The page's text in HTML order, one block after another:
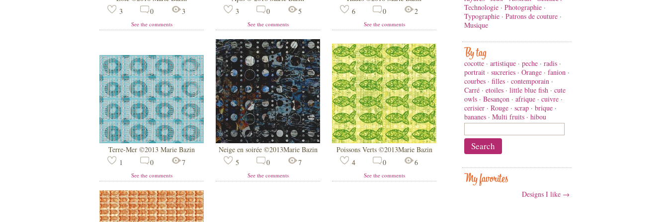
3
0 3
See the comments
3
0 5
See the comments
6
0 2
See the comments
Terre-Mer ©2013 Marie Bazin
1
0 7
See the comments
Neige en soirée ©2013Marie Bazin
5
0 7
See the comments
Poissons Verts ©2013Marie Bazin
4
0 6
See the comments
Technologie · Photographie ·
Typographie · Patrons de couture ·
Musique
By tag
cocotte · artistique · peche · radis ·
portrait · sucreries · Orange · fanion ·
courbes · filles · contemporain ·
Carré · etoiles · little blue fish · cute
owls · Besançon · afrique · cuivre ·
cerisier · Rouge · scrap · brique ·
bananes · Multi fruits · hibou
My favorites
Designs I like →